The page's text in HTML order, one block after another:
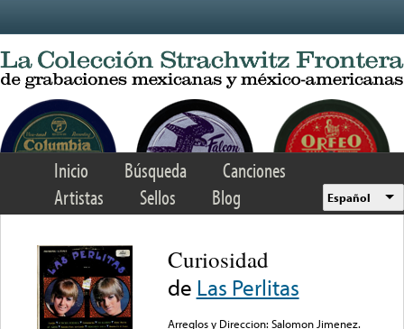
Inicio Búsqueda
Canciones
Artistas
Sellos Blog Español
Curiosidad
de Las Perlitas
Arreglos y Direccion: Salomon Jimenez.